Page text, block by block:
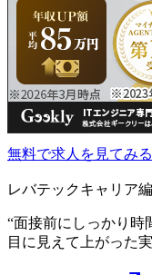
無料で求人を見てみる
レバテックキャリア
“面接前にしっかり時
目に見えて上がった